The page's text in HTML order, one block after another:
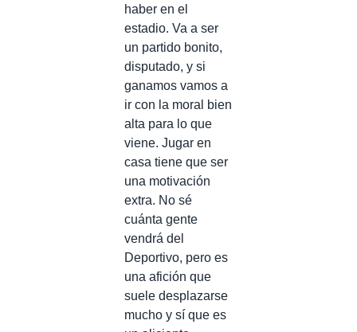
haber en el
estadio. Va a ser
un partido bonito,
disputado, y si
ganamos vamos a
ir con la moral bien
alta para lo que
viene. Jugar en
casa tiene que ser
una motivación
extra. No sé
cuánta gente
vendrá del
Deportivo, pero es
una afición que
suele desplazarse
mucho y sí que es